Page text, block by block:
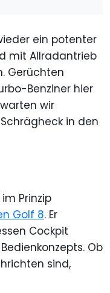
ein potenter
mit Allradantrieb
Gerüchten
Benziner hier
wir
in den
Prinzip
Golf 8. Er
Cockpit
Ob
sind,